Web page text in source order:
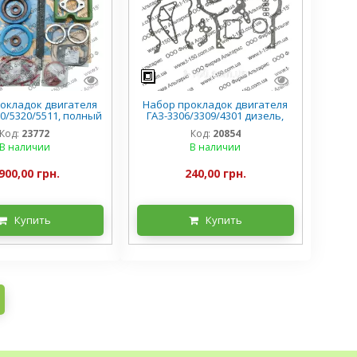
двигателя
5320/5511, полный
силикон
Код: 23772
наличии
грн.
Купить
Набор прокладок двигателя
ГАЗ-3306/3309/4301 дизель,
малый паронит
Код: 20854
В наличии
240,00 грн.
Купить